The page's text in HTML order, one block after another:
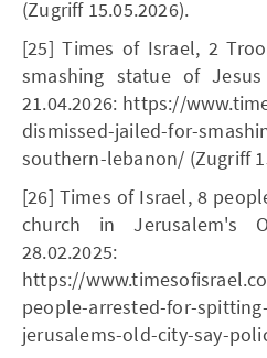
(Zugriff 15.05.2026).
[25] Times of Israel, 2
smashing statue of
21.04.2026: https://
dismissed-jailed-for-
southern-lebanon/ (Zugriff
[26] Times of Israel, 8
church in Jerusalem's
28.02.2025:
https://
people-arrested-for-
jerusalems-old-city-say-